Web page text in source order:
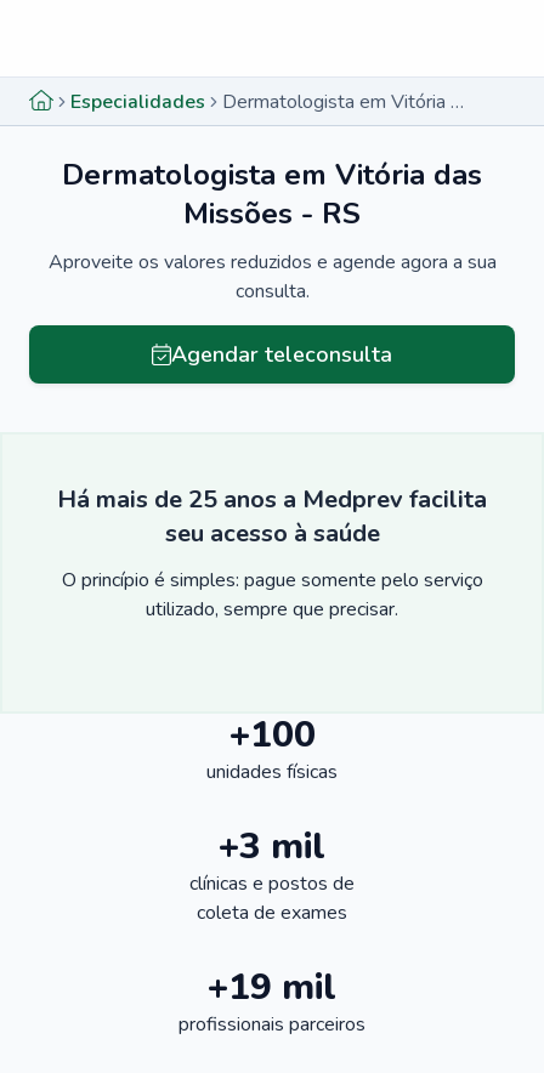
Especialidades Dermatologista em Vitória das Missões - RS
Dermatologista em Vitória das
Missões - RS
Aproveite os valores reduzidos e agende agora a sua
consulta.
Agendar teleconsulta
Há mais de 25 anos a Medprev facilita
seu acesso à saúde
O princípio é simples: pague somente pelo serviço
utilizado, sempre que precisar.
+100
unidades físicas
+3 mil
clínicas e postos de
coleta de exames
+19 mil
profissionais parceiros